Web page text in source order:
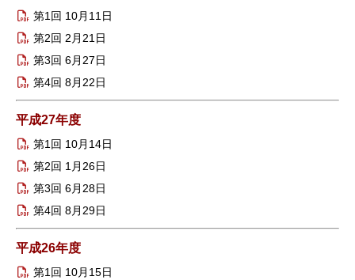
第1回 10月11日
第2回 2月21日
第3回 6月27日
第4回 8月22日
平成27年度
第1回 10月14日
第2回 1月26日
第3回 6月28日
第4回 8月29日
平成26年度
第1回 10月15日